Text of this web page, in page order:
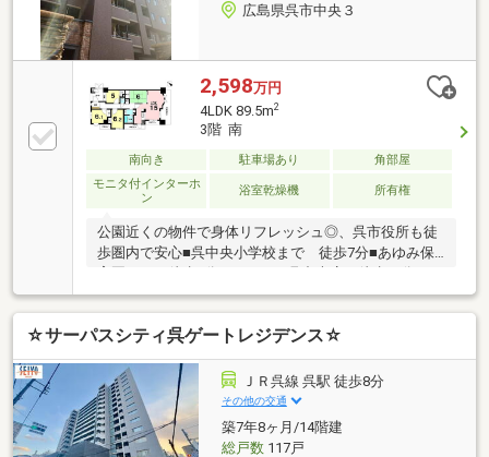
広島県呉市中央３
2,598万円
4LDK 89.5m2
3階 南
南向き 駐車場あり
角部屋
モニタ付インターホ
ン
浴室乾燥機 所有権
公園近くの物件で身体リフレッシュ◎、呉市役所も徒
歩圏内で安心■呉中央小学校まで 徒歩7分■あゆみ保
ォンツ 呉パルス通り店まで 徒歩5分
☆サーパスシティ呉ゲートレジデンス☆
ＪＲ呉線 呉駅 徒歩8分
その他の交通
築7年8ヶ月/14階建
総戸数117戸